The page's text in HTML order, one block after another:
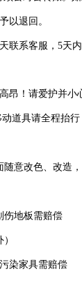
以退回。
联系客服，5天
昂！请爱护并小
道具请全程抬行
意改色、改造，
伤地板需赔偿
染家具需赔偿